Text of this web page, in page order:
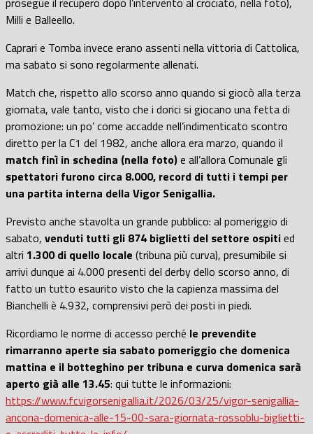
Milli e Balleello.
Caprari e Tomba invece erano assenti nella vittoria di Cattolica,
ma sabato si sono regolarmente allenati.
Match che, rispetto allo scorso anno quando si giocò alla terza
giornata, vale tanto, visto che i dorici si giocano una fetta di
promozione: un po’ come accadde nell’indimenticato scontro
diretto per la C1 del 1982, anche allora era marzo, quando il
match finì in schedina (nella foto)e all’allora Comunale gli
spettatori furono circa 8.000, record di tutti i tempi per
una partita interna della Vigor Senigallia.
Previsto anche stavolta un grande pubblico: al pomeriggio di
sabato, venduti tutti gli 874 biglietti del settore ospitied
altri 1.300 di quello locale (tribuna più curva), presumibile si
arrivi dunque ai 4.000 presenti del derby dello scorso anno, di
fatto un tutto esaurito visto che la capienza massima del
Bianchelli è 4.932, comprensivi però dei posti in piedi.
Ricordiamo le norme di accesso perché le prevendite
rimarranno aperte sia sabato pomeriggio che domenica
mattina e il botteghino per tribuna e curva domenica sarà
aperto già alle 13.45: qui tutte le informazioni:
https://www.fcvigorsenigallia.it/2026/03/25/vigor-senigallia-
ancona-domenica-alle-15-00-sara-giornata-rossoblu-biglietti-